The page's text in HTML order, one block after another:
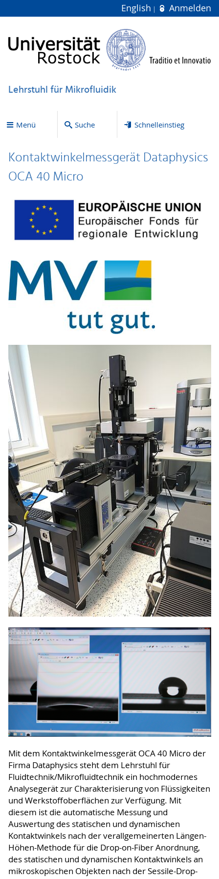
English Anmelden
Lehrstuhl für Mikrofluidik
Menü Suche Schnelleinstieg
Kontaktwinkelmessgerät Dataphysics
OCA 40 Micro
Mit dem Kontaktwinkelmessgerät OCA 40 Micro der
Firma Dataphysics steht dem Lehrstuhl für
Fluidtechnik/Mikrofluidtechnik ein hochmodernes
Analysegerät zur Charakterisierung von Flüssigkeiten
und Werkstoffoberflächen zur Verfügung. Mit
diesem ist die automatische Messung und
Auswertung des statischen und dynamischen
Kontaktwinkels nach der verallgemeinerten Längen-
Höhen-Methode für die Drop-on-Fiber Anordnung,
des statischen und dynamischen Kontaktwinkels an
mikroskopischen Objekten nach der Sessile-Drop-